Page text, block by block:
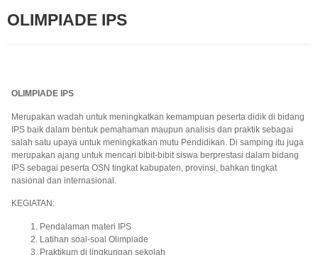
OLIMPIADE IPS
OLIMPIADE IPS
Merupakan wadah untuk meningkatkan kemampuan peserta didik di bidang
IPS baik dalam bentuk pemahaman maupun analisis dan praktik sebagai
salah satu upaya untuk meningkatkan mutu Pendidikan. Di samping itu juga
merupakan ajang untuk mencari bibit-bibit siswa berprestasi dalam bidang
IPS sebagai peserta OSN tingkat kabupaten, provinsi, bahkan tingkat
nasional dan internasional.
KEGIATAN:
Pendalaman materi IPS
Latihan soal-soal Olimpiade
Praktikum di lingkungan sekolah